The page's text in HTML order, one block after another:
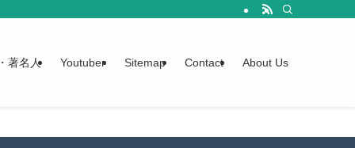
著名人 Youtuber Sitemap Contact About Us